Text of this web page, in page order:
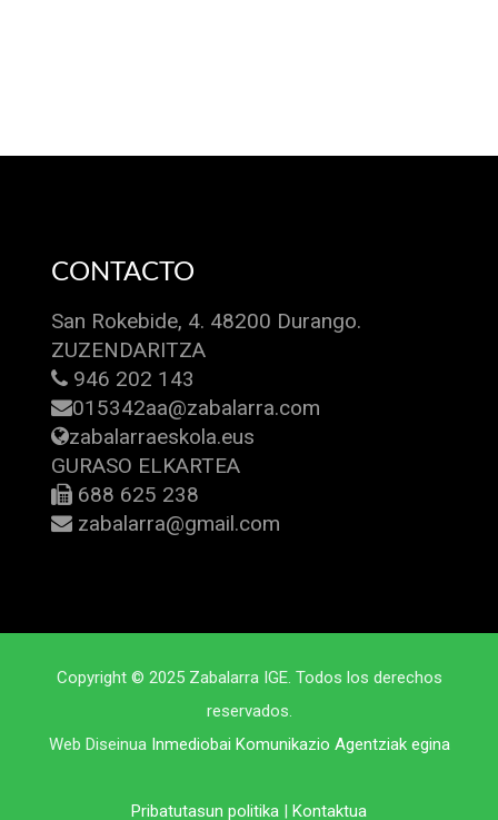
CONTACTO
San Rokebide, 4. 48200 Durango.
ZUZENDARITZA
946 202 143
015342aa@zabalarra.com
zabalarraeskola.eus
GURASO ELKARTEA
688 625 238
zabalarra@gmail.com
Copyright © 2025 Zabalarra IGE. Todos los derechos
reservados.
Web Diseinua Inmediobai Komunikazio Agentziak egina
Pribatutasun politika Kontaktua